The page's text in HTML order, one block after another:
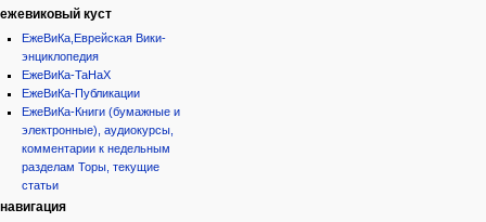
ежевиковый куст
ЕжеВиКа,Еврейская Вики-
энциклопедия
ЕжеВиКа-ТаНаХ
ЕжеВиКа-Публикации
ЕжеВиКа-Книги (бумажные и
электронные), аудиокурсы,
комментарии к недельным
разделам Торы, текущие
статьи
навигация